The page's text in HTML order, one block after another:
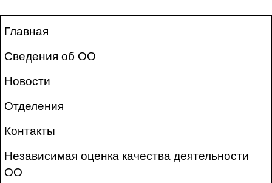
Главная
Сведения об ОО
Новости
Отделения
Контакты
Независимая оценка качества деятельности
ОО